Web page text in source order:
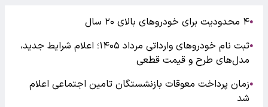
●۴ محدودیت برای خودروهای بالای ۲۰ سال
●
ثبت نام خودروهای وارداتی مرداد ۱۴۰۵؛ اعلام شرایط جدید،
مدل‌های طرح و قیمت قطعی
●زمان پرداخت معوقات بازنشستگان تامین اجتماعی اعلام
شد